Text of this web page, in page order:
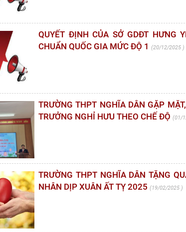
QUYẾT ĐỊNH CỦA SỞ GDĐT HƯNG
CHUẨN QUỐC GIA MỨC ĐỘ 1
20/12/2025
TRƯỜNG THPT NGHĨA DÂN GẶP
TRƯỞNG NGHỈ HƯU THEO CHẾ ĐỘ
01/
TRƯỜNG THPT NGHĨA DÂN TẶNG
NHÂN DỊP XUÂN ẤT TỴ 2025
19/02/2025